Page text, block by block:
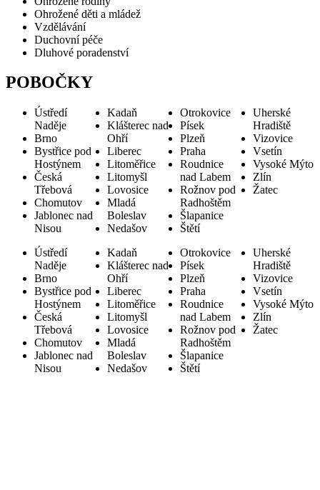
Ohrožené děti a mládež
Vzdělávání
Duchovní péče
Dluhové poradenství
POBOČKY
Ústředí
Naděje
Brno
Bystřice pod
Hostýnem
Česká
Třebová
Chomutov
Jablonec nad
Nisou
Kadaň
Klášterec nad
Ohří
Liberec
Litoměřice
Litomyšl
Lovosice
Mladá
Boleslav
Nedašov
Otrokovice
Písek
Plzeň
Praha
Roudnice
nad Labem
Rožnov pod
Radhoštěm
Šlapanice
Štětí
Uherské
Hradiště
Vizovice
Vsetín
Vysoké Mýto
Zlín
Žatec
Ústředí
Naděje
Brno
Bystřice pod
Hostýnem
Česká
Třebová
Chomutov
Jablonec nad
Nisou
Kadaň
Klášterec nad
Ohří
Liberec
Litoměřice
Litomyšl
Lovosice
Mladá
Boleslav
Nedašov
Otrokovice
Písek
Plzeň
Praha
Roudnice
nad Labem
Rožnov pod
Radhoštěm
Šlapanice
Štětí
Uherské
Hradiště
Vizovice
Vsetín
Vysoké Mýto
Zlín
Žatec